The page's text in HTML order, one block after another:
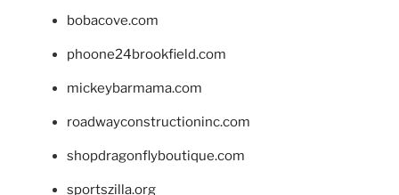
bobacove.com
phoone24brookfield.com
mickeybarmama.com
roadwayconstructioninc.com
shopdragonflyboutique.com
sportszilla.org